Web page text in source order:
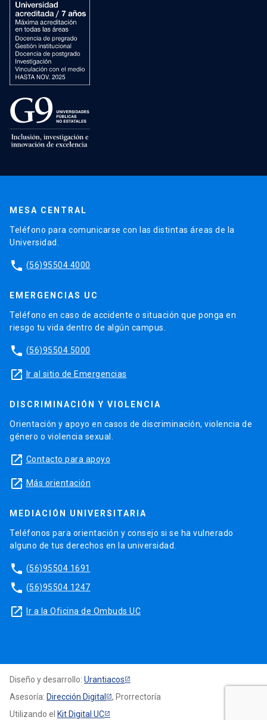
MESA CENTRAL
Teléfono para comunicarse con las distintas áreas de la
Universidad.
phone (56)95504 4000
EMERGENCIAS UC
Teléfono en caso de accidente o situación que ponga en
riesgo tu vida dentro de algún campus.
phone (56)95504 5000
launch Ir al sitio de Emergencias
DISCRIMINACIÓN Y VIOLENCIA
Orientación y apoyo en casos de discriminación, violencia de
género o violencia sexual.
launch Contacto para apoyo
launch Más orientación
MEDIACIÓN UNIVERSITARIA
Teléfonos para orientación y consejo si se ha vulnerado
alguno de tus derechos en la universidad.
phone (56)95504 1691
phone (56)95504 1247
launch Ir a la Oficina de Ombuds UC
Diseño y desarrollo: Urantiacos
Asesoría: Dirección Digital
, Prorrectoría
Utilizando el Kit Digital UC